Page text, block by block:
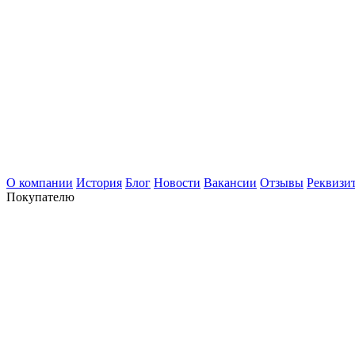
О компании История Блог Новости Вакансии Отзывы
Покупателю